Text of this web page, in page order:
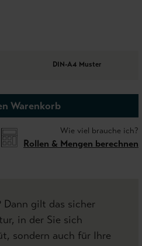
DIN-A4 Muster
Warenkorb
Wie viel brauche ich?
Rollen & Mengen berechnen
Dann gilt das sicher
in der Sie sich
sondern auch für Ihre